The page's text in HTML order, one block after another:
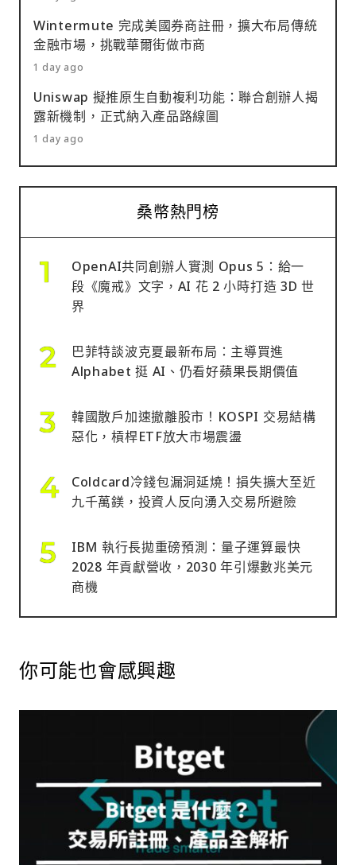
Wintermute 完成美國券商註冊，擴大布局傳統
金融市場，挑戰華爾街做市商
1 day ago
Uniswap 擬推原生自動複利功能：聯合創辦人揭
露新機制，正式納入產品路線圖
1 day ago
桑幣熱門榜
OpenAI共同創辦人實測 Opus 5：給一
段《魔戒》文字，AI 花 2 小時打造 3D 世
界
巴菲特談波克夏最新布局：主導買進
Alphabet 挺 AI、仍看好蘋果長期價值
韓國散戶加速撤離股市！KOSPI 交易結構
惡化，槓桿ETF放大市場震盪
Coldcard冷錢包漏洞延燒！損失擴大至近
九千萬鎂，投資人反向湧入交易所避險
IBM 執行長拋重磅預測：量子運算最快
2028 年貢獻營收，2030 年引爆數兆美元
商機
你可能也會感興趣